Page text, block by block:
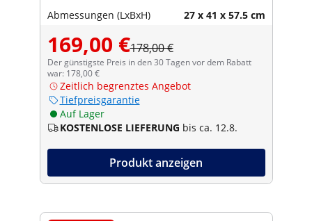
Abmessungen (LxBxH) 27 x 41 x 57.5 cm
169,00 €178,00 €
Der günstigste Preis in den 30 Tagen vor dem Rabatt
war: 178,00 €
Zeitlich begrenztes Angebot
Tiefpreisgarantie
Auf Lager
KOSTENLOSE LIEFERUNG bis ca. 12.8.
Produkt anzeigen